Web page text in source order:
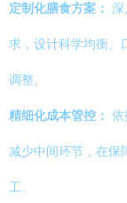
定制化膳食方案： 深
求，设计科学均衡、
调整。
精细化成本管控： 依
减少中间环节，在保
工。